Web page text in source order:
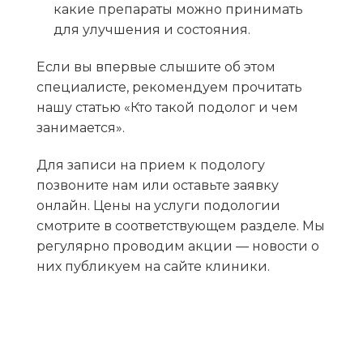
какие препараты можно принимать
для улучшения и состояния.
Если вы впервые слышите об этом
специалисте, рекомендуем прочитать
нашу статью «Кто такой подолог и чем
занимается».
Для записи на прием к подологу
позвоните нам или оставьте заявку
онлайн. Цены на услуги подологии
смотрите в соответствующем разделе. Мы
регулярно проводим акции — новости о
них публикуем на сайте клиники.